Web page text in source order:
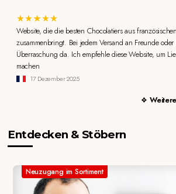
Website, die die besten Chocolatiers aus
zusammenbringt. Bei jedem Versand an Freunde
Überraschung da. Ich empfehle diese Website, um
machen
17 Dezember 2025
Entdecken & Stöbern
Neuzugang im Sortiment